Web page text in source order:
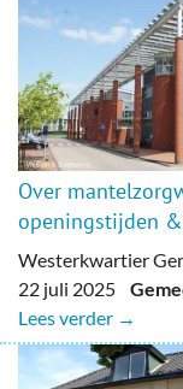
Over
openingstijden &
Westerkwartier
22 juli 2025
Lees verder →